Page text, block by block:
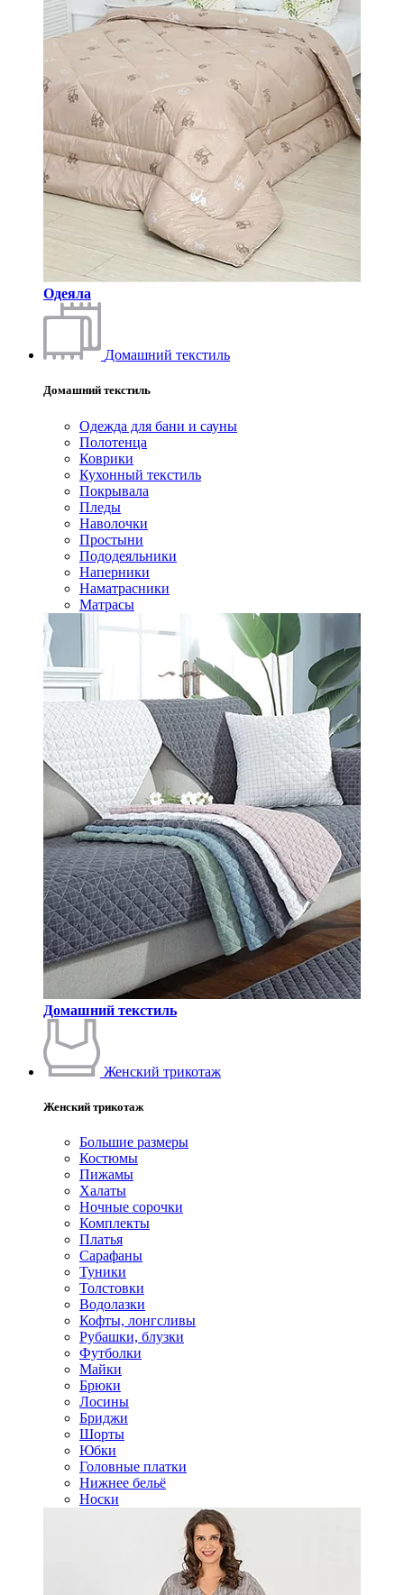
Одеяла
Домашний текстиль
Домашний текстиль
Одежда для бани и сауны
Полотенца
Коврики
Кухонный текстиль
Покрывала
Пледы
Наволочки
Простыни
Пододеяльники
Наперники
Наматрасники
Матрасы
Домашний текстиль
Женский трикотаж
Женский трикотаж
Большие размеры
Костюмы
Пижамы
Халаты
Ночные сорочки
Комплекты
Платья
Сарафаны
Туники
Толстовки
Водолазки
Кофты, лонгсливы
Рубашки, блузки
Футболки
Майки
Брюки
Лосины
Бриджи
Шорты
Юбки
Головные платки
Нижнее бельё
Носки